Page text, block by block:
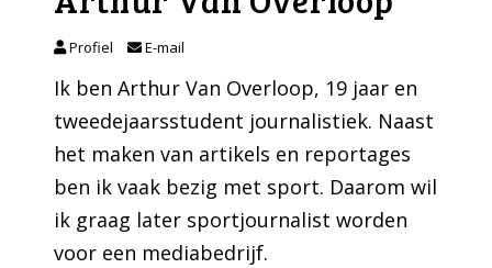
Profiel E-mail
Ik ben Arthur Van Overloop, 19 jaar en
tweedejaarsstudent journalistiek. Naast
het maken van artikels en reportages
ben ik vaak bezig met sport. Daarom wil
ik graag later sportjournalist worden
voor een mediabedrijf.